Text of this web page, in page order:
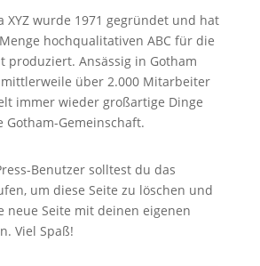
XYZ wurde 1971 gegründet und hat
hochqualitativen ABC für die
produziert. Ansässig in Gotham
mittlerweile über 2.000 Mitarbeiter
immer wieder großartige Dinge
Gotham-Gemeinschaft.
Benutzer solltest du das
um diese Seite zu löschen und
neue Seite mit deinen eigenen
Viel Spaß!